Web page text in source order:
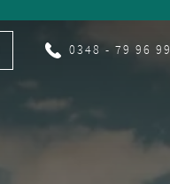
0348 - 79 96 99